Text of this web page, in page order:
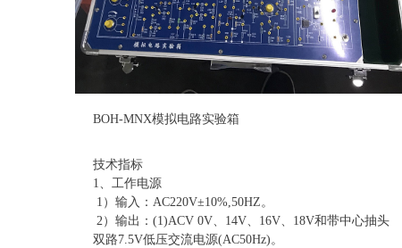
BOH-MNX模拟电路实验箱
技术指标
1、工作电源
1）输入：AC220V±10%,50HZ。
2）输出：(1)ACV 0V、14V、16V、18V和带中心抽头
双路7.5V低压交流电源(AC50Hz)。